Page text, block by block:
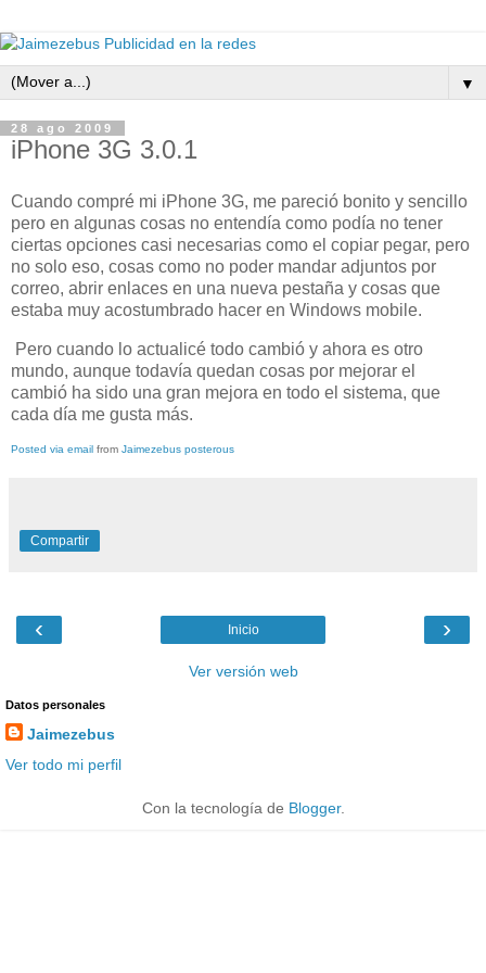
▼
28 ago 2009
iPhone 3G 3.0.1
Cuando compré mi iPhone 3G, me pareció bonito y sencillo
pero en algunas cosas no entendía como podía no tener
ciertas opciones casi necesarias como el copiar pegar, pero
no solo eso, cosas como no poder mandar adjuntos por
correo, abrir enlaces en una nueva pestaña y cosas que
estaba muy acostumbrado hacer en Windows mobile.
Pero cuando lo actualicé todo cambió y ahora es otro
mundo, aunque todavía quedan cosas por mejorar el
cambió ha sido una gran mejora en todo el sistema, que
cada día me gusta más.
Posted via email from Jaimezebus posterous
Compartir
‹ ›
Inicio
Ver versión web
Datos personales
Jaimezebus
Ver todo mi perfil
Con la tecnología de Blogger.